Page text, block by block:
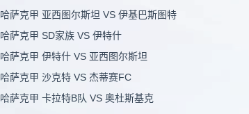
哈萨克甲 亚西图尔斯坦 VS 伊基巴斯图特
哈萨克甲 SD家族 VS 伊特什
哈萨克甲 伊特什 VS 亚西图尔斯坦
哈萨克甲 沙克特 VS 杰蒂赛FC
哈萨克甲 卡拉特B队 VS 奥杜斯基克